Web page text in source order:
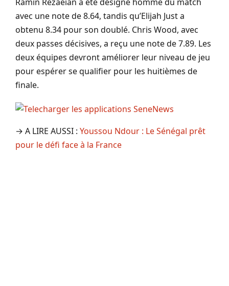
avec une note de 8.64, tandis qu’Elijah Just a
obtenu 8.34 pour son doublé. Chris Wood, avec
deux passes décisives, a reçu une note de 7.89. Les
deux équipes devront améliorer leur niveau de jeu
pour espérer se qualifier pour les huitièmes de
finale.
→ A LIRE AUSSI : Youssou Ndour : Le Sénégal prêt
pour le défi face à la France